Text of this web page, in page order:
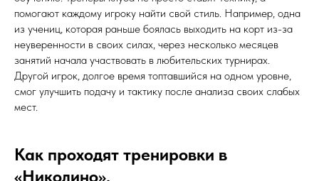
помогают каждому игроку найти свой стиль. Например, одна
из учениц, которая раньше боялась выходить на корт из-за
неуверенности в своих силах, через несколько месяцев
занятий начала участвовать в любительских турнирах.
Другой игрок, долгое время топтавшийся на одном уровне,
смог улучшить подачу и тактику после анализа своих слабых
мест.
Как проходят тренировки в
«Николино».